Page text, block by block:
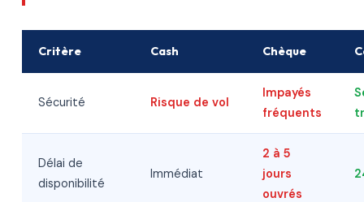
Critère Cash Chèque
Sécurité Risque de vol
Impayés
fréquents
Délai de
disponibilité
Immédiat
2 à 5
jours
ouvrés